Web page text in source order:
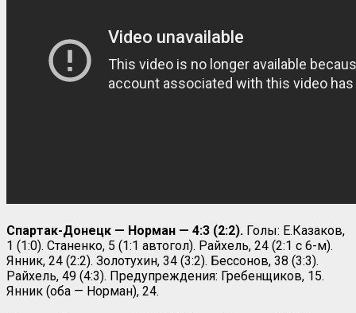
Спартак-Донецк — Норман — 4:3 (2:2). Голы: Е.Казаков,
1 (1:0). Станенко, 5 (1:1 автогол). Райхель, 24 (2:1 с 6-м).
Янник, 24 (2:2). Золотухин, 34 (3:2). Бессонов, 38 (3:3).
Райхель, 49 (4:3). Предупреждения: Гребенщиков, 15.
Янник (оба — Норман), 24.